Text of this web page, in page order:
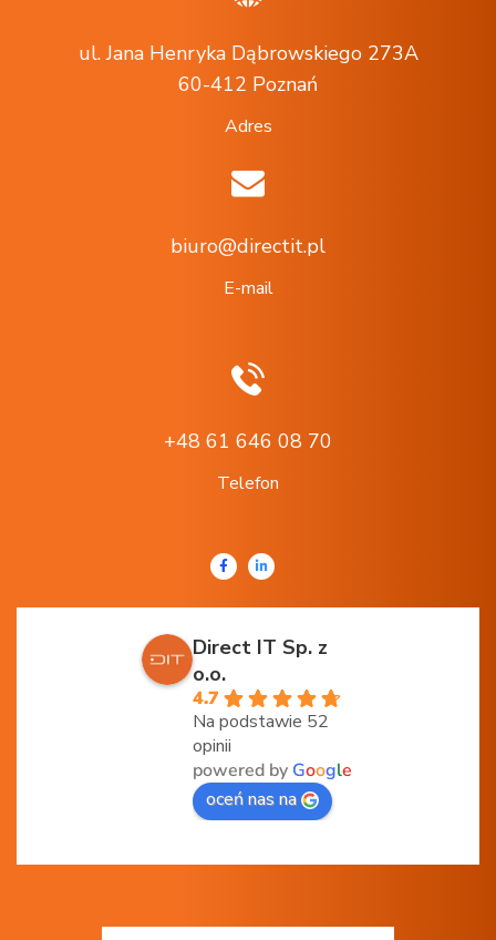
ul. Jana Henryka Dąbrowskiego 273A
60-412 Poznań
Adres
biuro@directit.pl
E-mail
+48 61 646 08 70
Telefon
Direct IT Sp. z
o.o.
4.7
Na podstawie 52
opinii
powered by Google
oceń nas na